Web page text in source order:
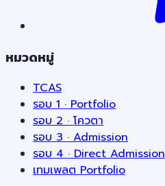
หมวดหมู่
TCAS
รอบ 1 · Portfolio
รอบ 2 · โควตา
รอบ 3 · Admission
รอบ 4 · Direct Admission
เทมเพลต Portfolio